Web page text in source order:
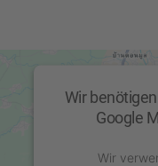
Wir
Google
Wir